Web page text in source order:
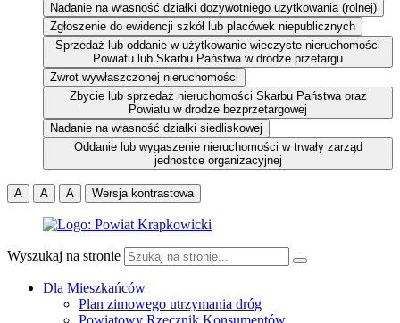
Nadanie na własność działki dożywotniego użytkowania (rolnej)
Zgłoszenie do ewidencji szkół lub placówek niepublicznych
Sprzedaż lub oddanie w użytkowanie wieczyste nieruchomości
Powiatu lub Skarbu Państwa w drodze przetargu
Zwrot wywłaszczonej nieruchomości
Zbycie lub sprzedaż nieruchomości Skarbu Państwa oraz
Powiatu w drodze bezprzetargowej
Nadanie na własność działki siedliskowej
Oddanie lub wygaszenie nieruchomości w trwały zarząd
jednostce organizacyjnej
A A A Wersja kontrastowa
Wyszukaj na stronie
Dla Mieszkańców
Plan zimowego utrzymania dróg